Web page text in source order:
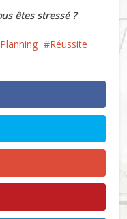
êtes stressé ?
Planning
Réussite